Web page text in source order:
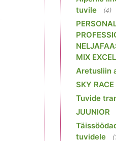
tuvile
(4)
MIX
Aretusliin
SKY RACE
Tuvide
JUUNIOR
tuvidele